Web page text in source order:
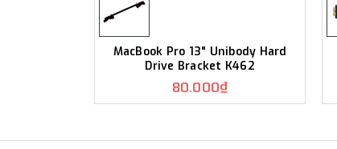
MacBook Pro 13" Unibody Hard
Drive Bracket K462
80.000₫